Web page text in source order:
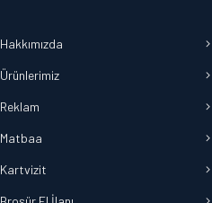
Hakkımızda
Ürünlerimiz
Reklam
Matbaa
Kartvizit